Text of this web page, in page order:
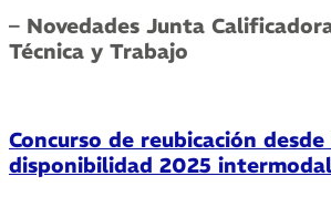
– Novedades Junta
Técnica y Trabajo
Concurso de reubicación desde
disponibilidad 2025